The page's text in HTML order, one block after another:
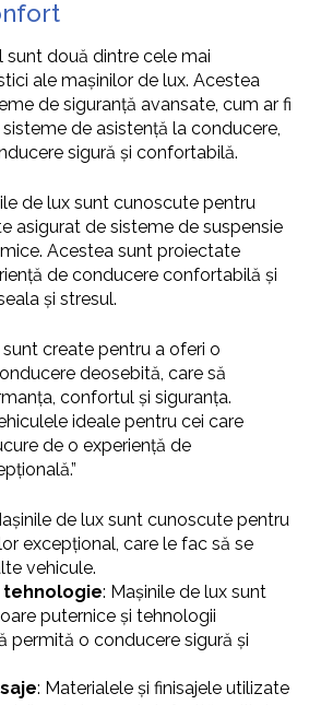
sunt două dintre cele mai
ale mașinilor de lux. Acestea
de siguranță avansate, cum ar fi
de asistență la conducere,
sigură și confortabilă.
de lux sunt cunoscute pentru
asigurat de sisteme de suspensie
Acestea sunt proiectate
de conducere confortabilă și
și stresul.
sunt create pentru a oferi o
deosebită, care să
confortul și siguranța.
ideale pentru cei care
de o experiență de
de lux sunt cunoscute pentru
excepțional, care le fac să se
vehicule.
tehnologie: Mașinile de lux sunt
puternice și tehnologii
permită o conducere sigură și
: Materialele și finisajele utilizate